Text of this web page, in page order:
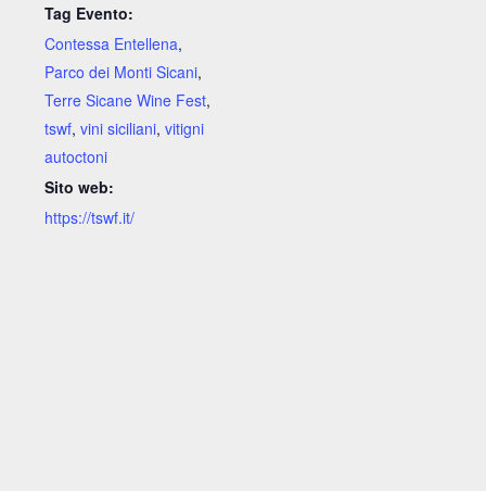
Tag Evento:
Contessa Entellena,
Parco dei Monti Sicani,
Terre Sicane Wine Fest,
tswf, vini siciliani, vitigni
autoctoni
Sito web:
https://tswf.it/